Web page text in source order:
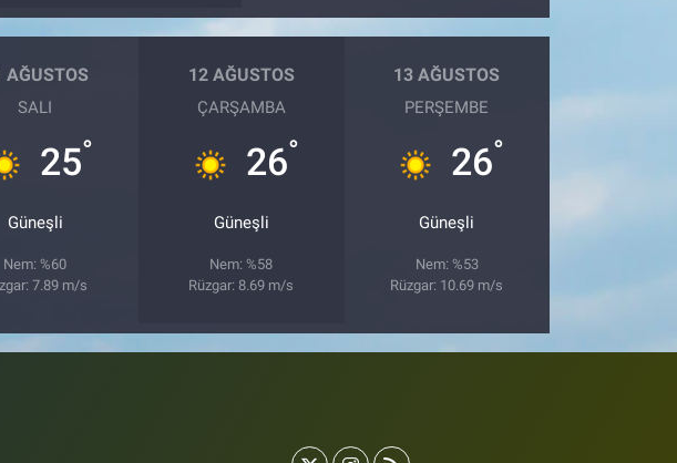
AĞUSTOS
SALI
25°
Güneşli
Nem: %60
7.89 m/s
12 AĞUSTOS
ÇARŞAMBA
26°
Güneşli
Nem: %58
Rüzgar: 8.69 m/s
13 AĞUSTOS
PERŞEMBE
26°
Güneşli
Nem: %53
Rüzgar: 10.69 m/s